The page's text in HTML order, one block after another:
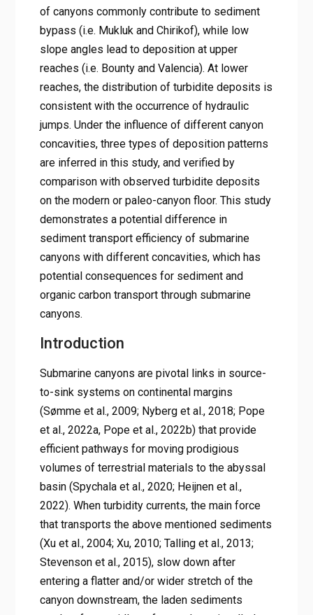
of canyons commonly contribute to sediment
bypass (i.e. Mukluk and Chirikof), while low
slope angles lead to deposition at upper
reaches (i.e. Bounty and Valencia). At lower
reaches, the distribution of turbidite deposits is
consistent with the occurrence of hydraulic
jumps. Under the influence of different canyon
concavities, three types of deposition patterns
are inferred in this study, and verified by
comparison with observed turbidite deposits
on the modern or paleo-canyon floor. This study
demonstrates a potential difference in
sediment transport efficiency of submarine
canyons with different concavities, which has
potential consequences for sediment and
organic carbon transport through submarine
canyons.
Introduction
Submarine canyons are pivotal links in source-
to-sink systems on continental margins
(Sømme et al., 2009; Nyberg et al., 2018; Pope
et al., 2022a, Pope et al., 2022b) that provide
efficient pathways for moving prodigious
volumes of terrestrial materials to the abyssal
basin (Spychala et al., 2020; Heijnen et al.,
2022). When turbidity currents, the main force
that transports the above mentioned sediments
(Xu et al., 2004; Xu, 2010; Talling et al., 2013;
Stevenson et al., 2015), slow down after
entering a flatter and/or wider stretch of the
canyon downstream, the laden sediments